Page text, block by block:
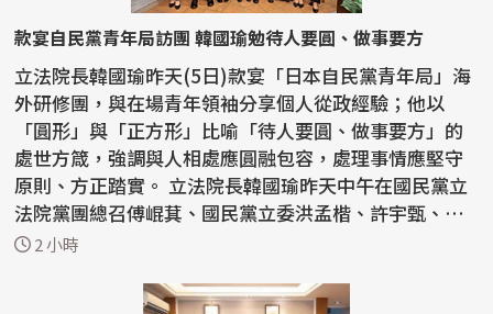
款宴自民黨青年局訪團 韓國瑜勉待人要圓、做事要方
立法院長韓國瑜昨天(5日)款宴「日本自民黨青年局」海
外研修團，與在場青年領袖分享個人從政經驗；他以
「圓形」與「正方形」比喻「待人要圓、做事要方」的
處世方箴，強調與人相處應圓融包容，處理事情應堅守
原則、方正踏實。 立法院長韓國瑜昨天中午在國民黨立
法院黨團總召傅崐萁、國民黨立委洪孟楷、許宇甄、林
思銘、...
2 小時